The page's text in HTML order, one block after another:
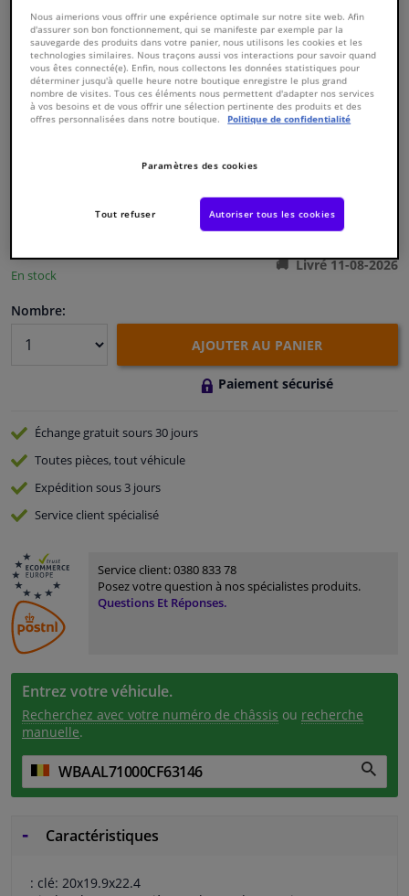
Fenêtres & accessoires
Intérieur & ameublement
Promotions et réductions
Capteurs & électronique
Numéro de produit d'origine:0192015
En stock
Livré 11-08-2026
Nombre:
AJOUTER AU PANIER
Paiement sécurisé
Échange gratuitsours 30 jours
Toutes pièces, tout véhicule
Expédition sous 3 jours
Serviceclient spécialisé
Service client:0380 833 78
Posez votre question à nos spécialistes produits.
Questions Et Réponses.
Entrez votre véhicule.
Recherchez avec votre numéro de châssis ou recherche
manuelle.
Caractéristiques
: clé: 20x19.9x22.4
Nous aimerions vous offrir une expérience optimale sur notre site web. Afin
d'assurer son bon fonctionnement, qui se manifeste par exemple par la
sauvegarde des produits dans votre panier, nous utilisons les cookies et les
technologies similaires. Nous traçons aussi vos interactions pour savoir quand
vous êtes connecté(e). Enfin, nous collectons les données statistiques pour
déterminer jusqu'à quelle heure notre boutique enregistre le plus grand
nombre de visites. Tous ces éléments nous permettent d'adapter nos services
à vos besoins et de vous offrir une sélection pertinente des produits et des
offres personnalisées dans notre boutique.
Politique de confidentialité
Paramètres des cookies
Tout refuser Autoriser tous les cookies